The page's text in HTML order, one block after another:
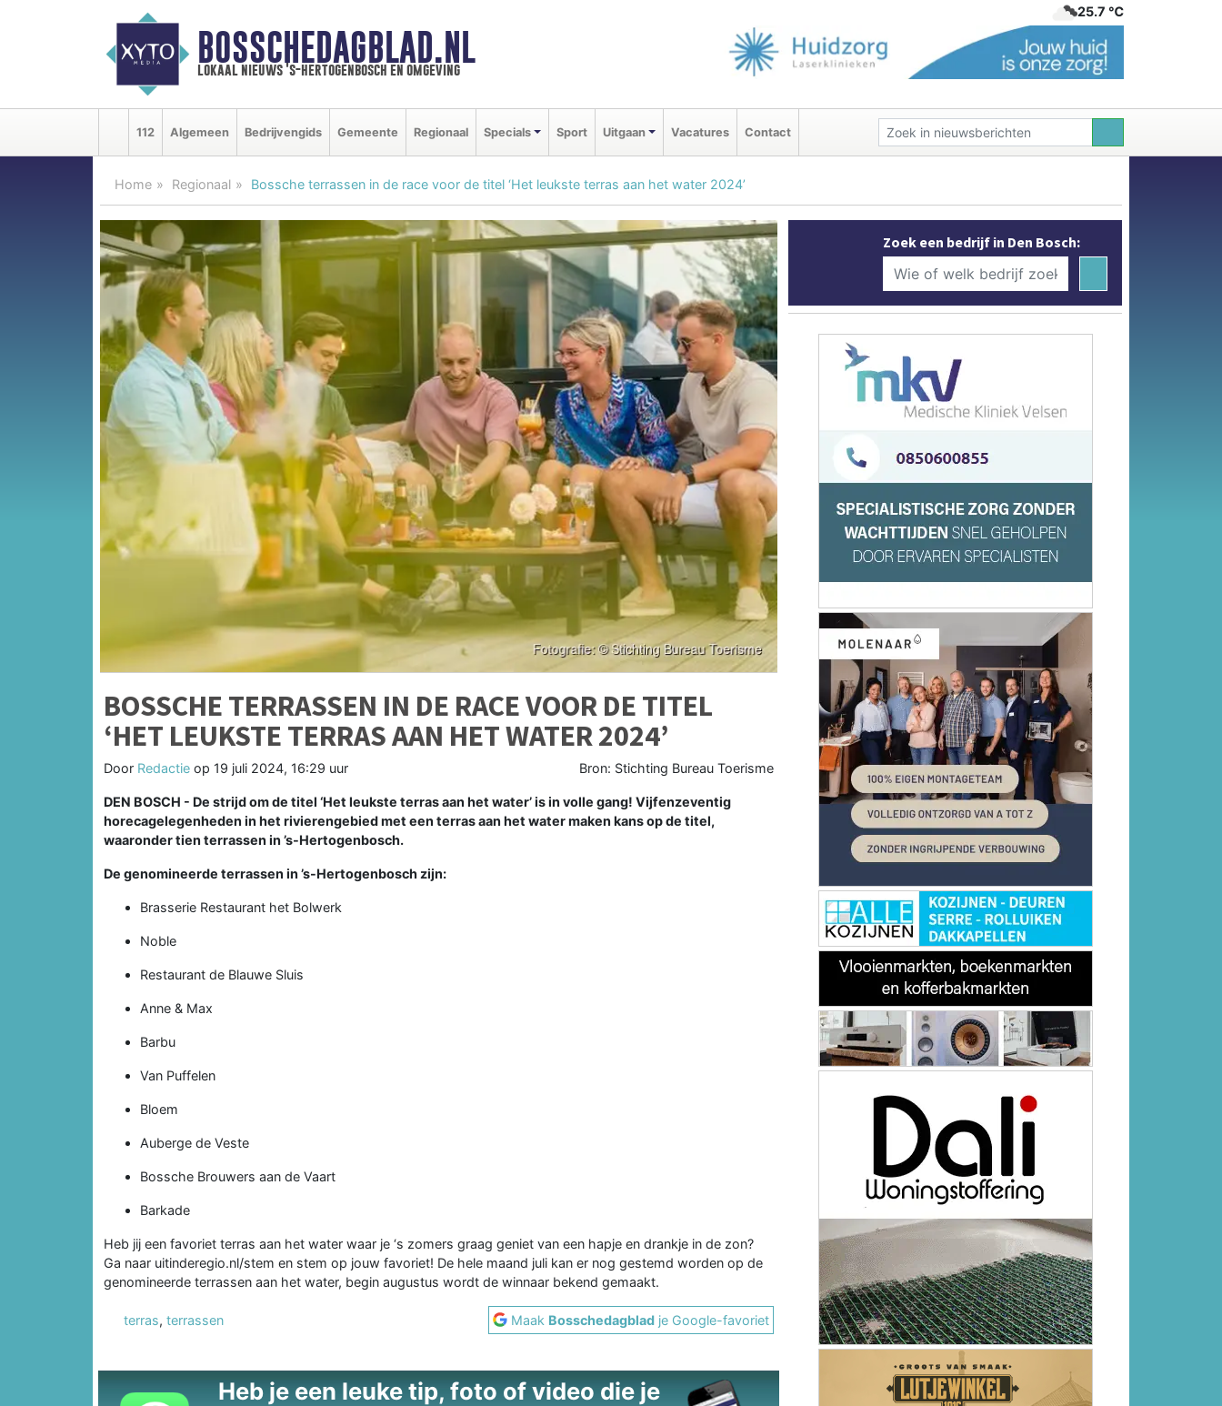
BOSSCHEDAGBLAD.NL
lokaal nieuws 's-hertogenbosch en omgeving
25.7 ℃
112 Algemeen Bedrijvengids Gemeente Regionaal Specials Sport Uitgaan Vacatures Contact
Home Regionaal Bossche terrassen in de race voor de titel ‘Het leukste terras aan het water 2024’
BOSSCHE TERRASSEN IN DE RACE VOOR DE TITEL
‘HET LEUKSTE TERRAS AAN HET WATER 2024’
Door Redactie op 19 juli 2024, 16:29 uur Bron: Stichting Bureau Toerisme
DEN BOSCH - De strijd om de titel ‘Het leukste terras aan het water’ is in volle gang! Vijfenzeventig
horecagelegenheden in het rivierengebied met een terras aan het water maken kans op de titel,
waaronder tien terrassen in ’s-Hertogenbosch.
De genomineerde terrassen in ’s-Hertogenbosch zijn:
Brasserie Restaurant het Bolwerk
Noble
Restaurant de Blauwe Sluis
Anne & Max
Barbu
Van Puffelen
Bloem
Auberge de Veste
Bossche Brouwers aan de Vaart
Barkade
Heb jij een favoriet terras aan het water waar je ‘s zomers graag geniet van een hapje en drankje in de zon?
Ga naar uitinderegio.nl/stem en stem op jouw favoriet! De hele maand juli kan er nog gestemd worden op de
genomineerde terrassen aan het water, begin augustus wordt de winnaar bekend gemaakt.
terras, terrassen Maak Bosschedagblad je Google-favoriet
Heb je een leuke tip, foto of video die je
Zoek een bedrijf in Den Bosch: